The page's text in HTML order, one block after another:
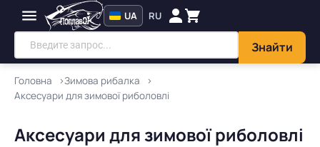
Знайти
UA RU
Головна
Зимова рибалка
Аксесуари для зимової риболовлі
Аксесуари для зимової риболовлі